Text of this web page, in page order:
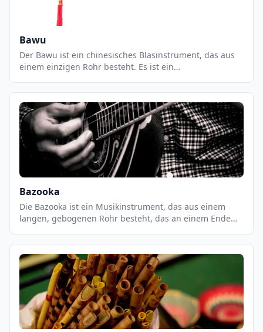
Bawu
Der Bawu ist ein chinesisches Blasinstrument, das aus
einem einzigen Rohr besteht. Es ist ein
warme und weiche Klangfarbe erzeugt. Der Bawu ist ein
sehr flexibles Instrument, das in einer Vielzahl von
Musikstilen eingesetzt werden kann, von traditioneller
chinesischer Musik bis hin zu Jazz und Pop. Es ist ein
sehr leicht zu spielendes Instrument, das eine breite
Palette an Klängen erzeugen kann.
Bazooka
Die Bazooka ist ein Musikinstrument, das aus einem
langen, gebogenen Rohr besteht, das an einem Ende
normalerweise mit einem Mundstück gespielt, das an
einem Ende des Rohrs befestigt ist. Die Bazooka wird
hauptsächlich in Jazz- und Rockmusik eingesetzt und ist
ein wichtiges Instrument in der Big Band-Tradition. Es
ist auch ein beliebtes Instrument in der
Unterhaltungsmusik.